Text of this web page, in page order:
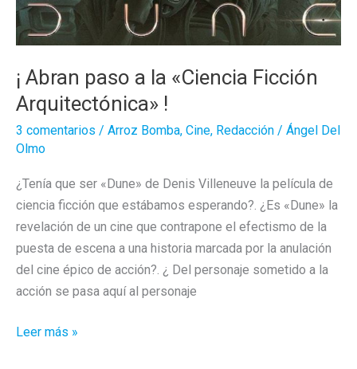
¡ Abran paso a la «Ciencia Ficción
Arquitectónica» !
3 comentarios / Arroz Bomba, Cine, Redacción / Ángel Del
Olmo
¿Tenía que ser «Dune» de Denis Villeneuve la película de
ciencia ficción que estábamos esperando?. ¿Es «Dune» la
revelación de un cine que contrapone el efectismo de la
puesta de escena a una historia marcada por la anulación
del cine épico de acción?. ¿ Del personaje sometido a la
acción se pasa aquí al personaje
¡Leer más »